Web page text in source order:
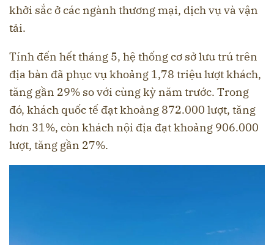
khởi sắc ở các ngành thương mại, dịch vụ và vận
tải.
Tính đến hết tháng 5, hệ thống cơ sở lưu trú trên
địa bàn đã phục vụ khoảng 1,78 triệu lượt khách,
tăng gần 29% so với cùng kỳ năm trước. Trong
đó, khách quốc tế đạt khoảng 872.000 lượt, tăng
hơn 31%, còn khách nội địa đạt khoảng 906.000
lượt, tăng gần 27%.